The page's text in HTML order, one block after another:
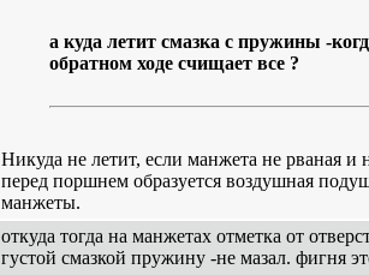
а куда летит смазка с пружины -
обратном ходе счищает все ?
Никуда не летит, если манжета не рваная
перед поршнем образуется воздушная
манжеты.
откуда тогда на манжетах отметка от
густой смазкой пружину -не мазал. фигня